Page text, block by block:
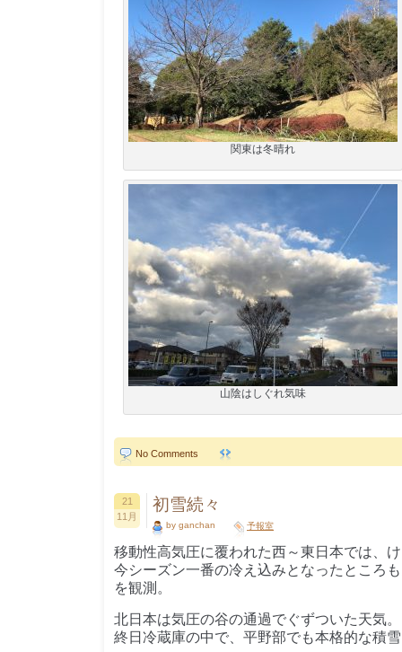
関東は冬晴れ
山陰はしぐれ気味
No Comments
21
11月
初雪続々
by ganchan 予報室
移動性高気圧に覆われた西～東日本では、
今シーズン一番の冷え込みとなったところ
を観測。
北日本は気圧の谷の通過でぐずついた天気。
終日冷蔵庫の中で、平野部でも本格的な積